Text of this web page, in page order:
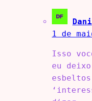
Dani
1 de
Isso
eu